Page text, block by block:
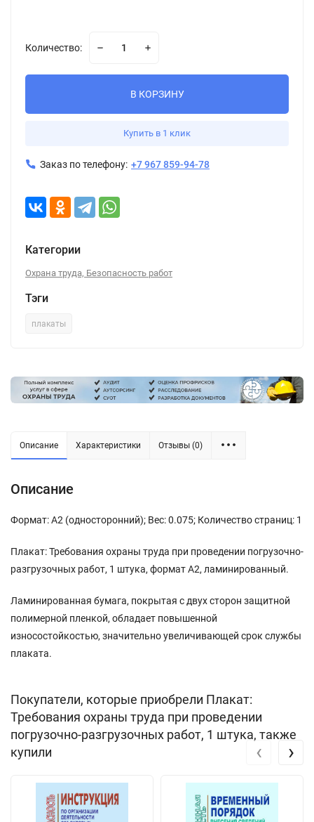
Количество:
В КОРЗИНУ
Купить в 1 клик
Заказ по телефону: +7 967 859-94-78
Категории
Охрана труда, Безопасность работ
Тэги
плакаты
Описание Характеристики Отзывы (0)
Описание
Формат: А2 (односторонний); Вес: 0.075; Количество страниц: 1
Плакат: Требования охраны труда при проведении погрузочно-
разгрузочных работ, 1 штука, формат А2, ламинированный.
Ламинированная бумага, покрытая с двух сторон защитной
полимерной пленкой, обладает повышенной
износостойкостью, значительно увеличивающей срок службы
плаката.
Покупатели, которые приобрели Плакат:
Требования охраны труда при проведении
погрузочно-разгрузочных работ, 1 штука, также
купили
‹ ›